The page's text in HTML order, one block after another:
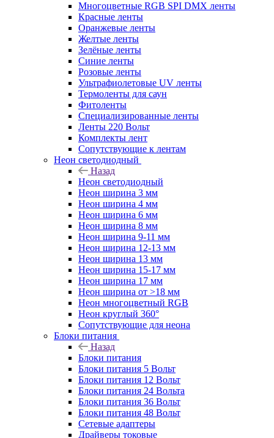
Многоцветные RGB SPI DMX ленты
Красные ленты
Оранжевые ленты
Желтые ленты
Зелёные ленты
Синие ленты
Розовые ленты
Ультрафиолетовые UV ленты
Термоленты для саун
Фитоленты
Специализированные ленты
Ленты 220 Вольт
Комплекты лент
Сопутствующие к лентам
Неон светодиодный
Назад
Неон светодиодный
Неон ширина 3 мм
Неон ширина 4 мм
Неон ширина 6 мм
Неон ширина 8 мм
Неон ширина 9-11 мм
Неон ширина 12-13 мм
Неон ширина 13 мм
Неон ширина 15-17 мм
Неон ширина 17 мм
Неон ширина от >18 мм
Неон многоцветный RGB
Неон круглый 360°
Сопутствующие для неона
Блоки питания
Назад
Блоки питания
Блоки питания 5 Вольт
Блоки питания 12 Вольт
Блоки питания 24 Вольта
Блоки питания 36 Вольт
Блоки питания 48 Вольт
Сетевые адаптеры
Драйверы токовые